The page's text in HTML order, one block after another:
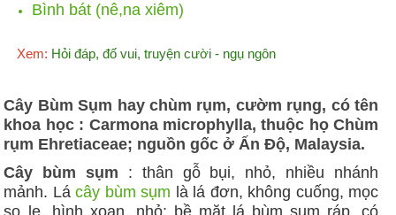
Bình bát (nê,na xiêm)
Xem: Hỏi đáp, đố vui, truyện cười - ngụ ngôn
Cây Bùm Sụm hay chùm rụm, cườm rụng, có tên
khoa học : Carmona microphylla, thuộc họ Chùm
rụm Ehretiaceae; nguồn gốc ở Ấn Độ, Malaysia.
Cây bùm sụm : thân gỗ bụi, nhỏ, nhiều nhánh
mảnh. Lácây bùm sụm là lá đơn, không cuống, mọc
so le, hình xoan, nhỏ; bề mặt lá bùm sụm ráp, có